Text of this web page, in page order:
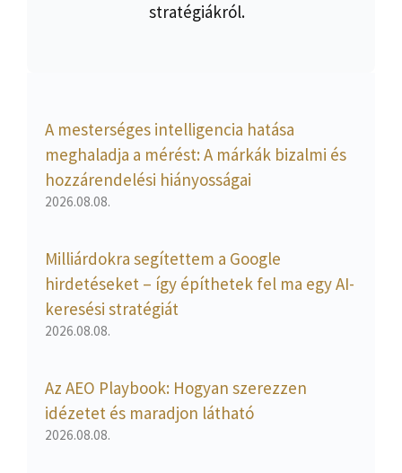
stratégiákról.
A mesterséges intelligencia hatása
meghaladja a mérést: A márkák bizalmi és
hozzárendelési hiányosságai
2026.08.08.
Milliárdokra segítettem a Google
hirdetéseket – így építhetek fel ma egy AI-
keresési stratégiát
2026.08.08.
Az AEO Playbook: Hogyan szerezzen
idézetet és maradjon látható
2026.08.08.